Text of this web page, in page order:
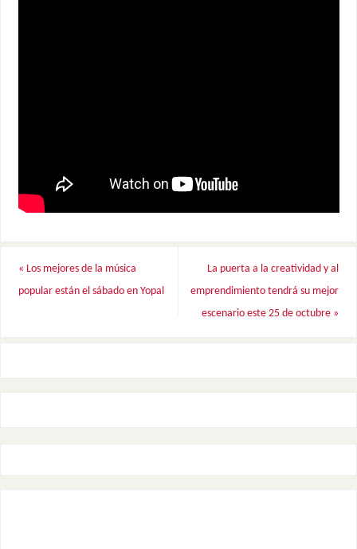
« Los mejores de la música
popular están el sábado en Yopal
La puerta a la creatividad y al
emprendimiento tendrá su mejor
escenario este 25 de octubre »